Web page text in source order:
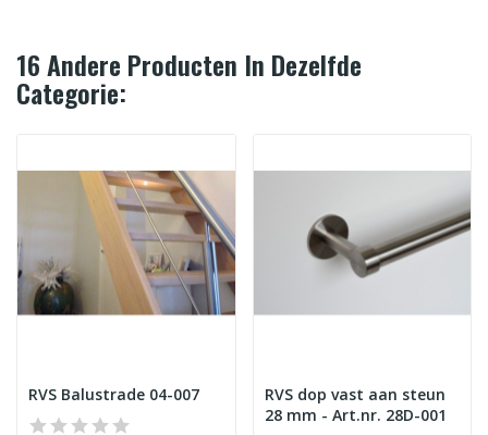
16 Andere Producten In Dezelfde
Categorie:
RVS Balustrade 04-007
RVS dop vast aan steun
28 mm - Art.nr. 28D-001